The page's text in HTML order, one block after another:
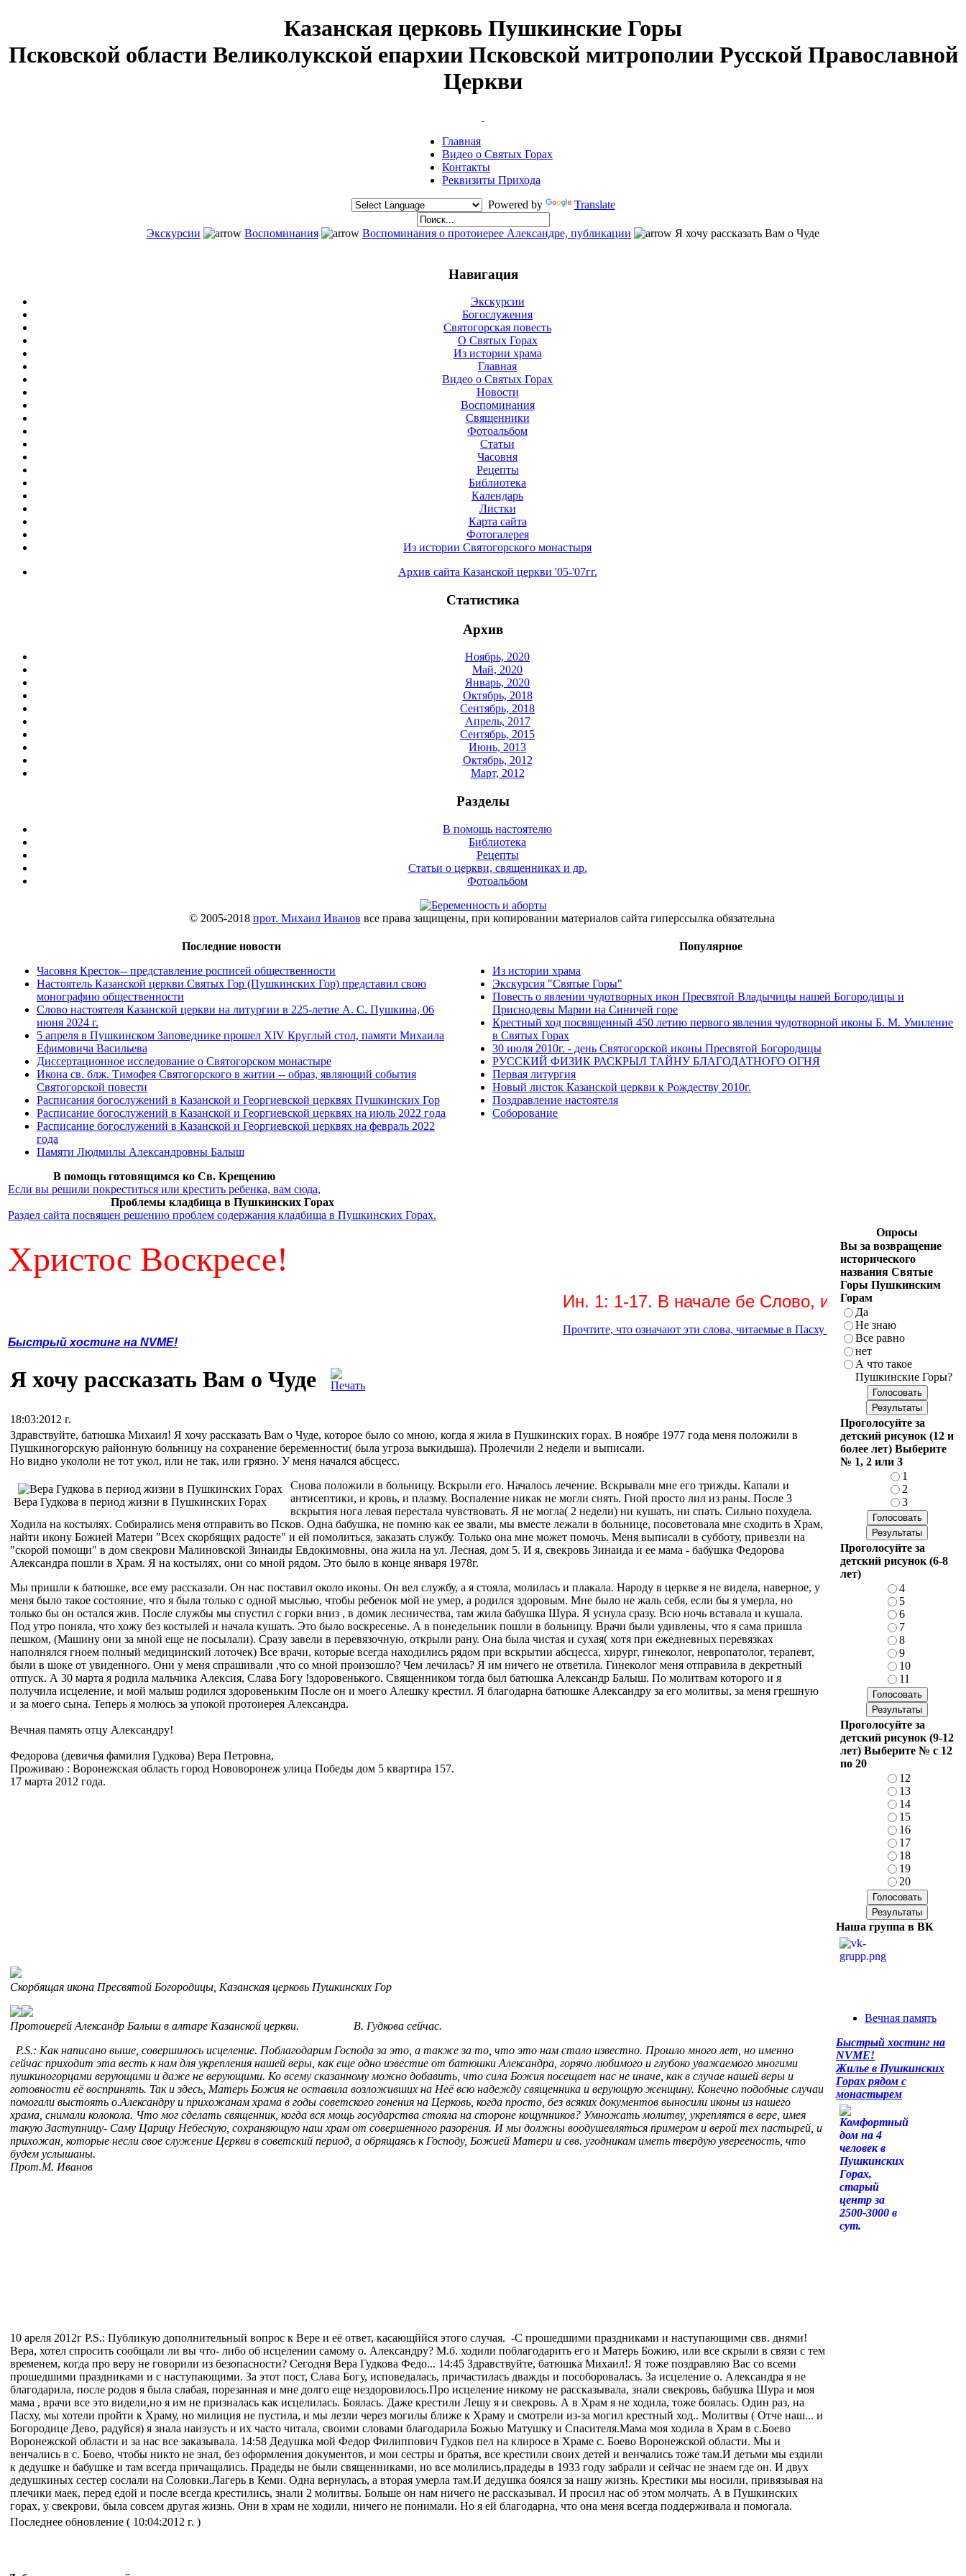
Казанская церковь Пушкинские Горы
Псковской области Великолукской епархии Псковской митрополии Русской Православной
Церкви
Главная
Видео о Святых Горах
Контакты
Реквизиты Прихода
Powered by
Translate
Экскурсии Воспоминания Воспоминания о протоиерее Александре, публикации Я хочу рассказать Вам о Чуде
Навигация
Экскурсии
Богослужения
Святогорская повесть
О Святых Горах
Из истории храма
Главная
Видео о Святых Горах
Новости
Воспоминания
Священники
Фотоальбом
Статьи
Часовня
Рецепты
Библиотека
Календарь
Листки
Карта сайта
Фотогалерея
Из истории Святогорского монастыря
Архив сайта Казанской церкви '05-'07гг.
Статистика
Архив
Ноябрь, 2020
Май, 2020
Январь, 2020
Октябрь, 2018
Сентябрь, 2018
Апрель, 2017
Сентябрь, 2015
Июнь, 2013
Октябрь, 2012
Март, 2012
Разделы
В помощь настоятелю
Библиотека
Рецепты
Статьи о церкви, священниках и др.
Фотоальбом
© 2005-2018 прот. Михаил Иванов все права защищены, при копировании материалов сайта гиперссылка обязательна
Последние новости
Часовня Кресток-- представление росписей общественности
Настоятель Казанской церкви Святых Гор (Пушкинских Гор) представил свою
монографию общественности
Слово настоятеля Казанской церкви на литургии в 225-летие А. С. Пушкина, 06
июня 2024 г.
5 апреля в Пушкинском Заповеднике прошел XIV Круглый стол, памяти Михаила
Ефимовича Васильева
Диссертационное исследование о Святогорском монастыре
Икона св. блж. Тимофея Святогорского в житии -- образ, являющий события
Святогорской повести
Расписания богослужений в Казанской и Георгиевской церквях Пушкинских Гор
Расписание богослужений в Казанской и Георгиевской церквях на июль 2022 года
Расписание богослужений в Казанской и Георгиевской церквях на февраль 2022
года
Памяти Людмилы Александровны Балыш
В помощь готовящимся ко Св. Крещению
Если вы решили покреститься или крестить ребенка, вам сюда,
Проблемы кладбища в Пушкинских Горах
Раздел сайта посвящен решению проблем содержания кладбища в Пушкинских Горах.
Популярное
Из истории храма
Экскурсия "Святые Горы"
Повесть о явлении чудотворных икон Пресвятой Владычицы нашей Богородицы и
Приснодевы Марии на Синичей горе
Крестный ход посвященный 450 летию первого явления чудотворной иконы Б. М. Умиление
в Святых Горах
30 июля 2010г. - день Святогорской иконы Пресвятой Богородицы
РУССКИЙ ФИЗИК РАСКРЫЛ ТАЙНУ БЛАГОДАТНОГО ОГНЯ
Первая литургия
Новый листок Казанской церкви к Рождеству 2010г.
Поздравление настоятеля
Соборование
Христос Воскресе!
Ин. 1: 1-17. В начале бе Слово, и Слово бе к Богу, и
Прочтите, что означают эти слова, читаемые в Пасху в храмах. Толкование блж.
Быстрый хостинг на NVME!
Я хочу рассказать Вам о Чуде
18:03:2012 г.
Здравствуйте, батюшка Михаил! Я хочу рассказать Вам о Чуде, которое было со мною, когда я жила в Пушкинских горах. В ноябре 1977 года меня положили в
Пушкиногорскую районную больницу на сохранение беременности( была угроза выкидыша). Пролечили 2 недели и выписали.
Но видно укололи не тот укол, или не так, или грязно. У меня начался абсцесс.
Вера Гудкова в период жизни в Пушкинских Горах
Снова положили в больницу. Вскрыли его. Началось лечение. Вскрывали мне его трижды. Капали и
антисептики, и кровь, и плазму. Воспаление никак не могли снять. Гной просто лил из раны. После 3
вскрытия нога левая перестала чувствовать. Я не могла( 2 недели) ни кушать, ни спать. Сильно похудела.
Ходила на костылях. Собирались меня отправить во Псков. Одна бабушка, не помню как ее звали, мы вместе лежали в больнице, посоветовала мне сходить в Храм,
найти икону Божией Матери "Всех скорбящих радосте" и ей помолиться, заказать службу. Только она мне может помочь. Меня выписали в субботу, привезли на
"скорой помощи" в дом свекрови Малиновской Зинаиды Евдокимовны, она жила на ул. Лесная, дом 5. И я, свекровь Зинаида и ее мама - бабушка Федорова
Александра пошли в Храм. Я на костылях, они со мной рядом. Это было в конце января 1978г.
Мы пришли к батюшке, все ему рассказали. Он нас поставил около иконы. Он вел службу, а я стояла, молилась и плакала. Народу в церкве я не видела, наверное, у
меня было такое состояние, что я была только с одной мыслью, чтобы ребенок мой не умер, а родился здоровым. Мне было не жаль себя, если бы я умерла, но
только бы он остался жив. После службы мы спустил с горки вниз , в домик лесничества, там жила бабушка Шура. Я уснула сразу. Всю ночь вставала и кушала.
Под утро поняла, что хожу без костылей и начала кушать. Это было воскресенье. А в понедельник пошли в больницу. Врачи были удивлены, что я сама пришла
пешком, (Машину они за мной еще не посылали). Сразу завели в перевязочную, открыли рану. Она была чистая и сухая( хотя при ежедневных перевязках
наполнялся гноем полный медицинский лоточек) Все врачи, которые всегда находились рядом при вскрытии абсцесса, хирург, гинеколог, невропатолог, терапевт,
были в шоке от увиденного. Они у меня спрашивали ,что со мной произошло? Чем лечилась? Я им ничего не ответила. Гинеколог меня отправила в декретный
отпуск. А 30 марта я родила мальчика Алексия, Слава Богу !здоровенького. Священником тогда был батюшка Александр Балыш. По молитвам которого и я
получила исцеление, и мой малыш родился здоровеньким После он и моего Алешку крестил. Я благодарна батюшке Александру за его молитвы, за меня грешную
и за моего сына. Теперь я молюсь за упокой протоиерея Александра.
Вечная память отцу Александру!
Федорова (девичья фамилия Гудкова) Вера Петровна,
Проживаю : Воронежская область город Нововоронеж улица Победы дом 5 квартира 157.
17 марта 2012 года.
Скорбящая икона Пресвятой Богородицы, Казанская церковь Пушкинских Гор
Протоиерей Александр Балыш в алтаре Казанской церкви. В. Гудкова сейчас.
P.S.: Как написано выше, совершилось исцеление. Поблагодарим Господа за это, а также за то, что это нам стало известно. Прошло много лет, но именно
сейчас приходит эта весть к нам для укрепления нашей веры, как еще одно известие от батюшки Александра, горячо любимого и глубоко уважаемого многими
пушкиногорцами верующими и даже не верующими. Ко всему сказанному можно добавить, что сила Божия посещает нас не иначе, как в случае нашей веры и
готовности её воспринять. Так и здесь, Матерь Божия не оставила возложивших на Неё всю надежду священника и верующую женщину. Конечно подобные случаи
помогали выстоять о.Александру и прихожанам храма в годы советского гонения на Церковь, когда просто, без всяких документов выносили иконы из нашего
храма, снимали колокола. Что мог сделать священник, когда вся мощь государства стояла на стороне кощунников? Умножать молитву, укреплятся в вере, имея
такую Заступницу- Саму Царицу Небесную, сохраняющую наш храм от совершенного разорения. И мы должны воодушевляться примером и верой тех пастырей, и
прихожан, которые несли свое служение Церкви в советский период, а обрящаясь к Господу, Божией Матери и свв. угодникам иметь твердую уверееность, что
будем услышаны.
Прот.М. Иванов
10 ареля 2012г P.S.: Публикую дополнительный вопрос к Вере и её ответ, касающййся этого случая. -С прошедшими праздниками и наступающими свв. днями!
Вера, хотел спросить сообщали ли вы что- либо об исцелении самому о. Александру? М.б. ходили поблагодарить его и Матерь Божию, или все скрыли в связи с тем
временем, когда про веру не говорили из безопасности? Сегодня Вера Гудкова Федо... 14:45 Здравствуйте, батюшка Михаил!. Я тоже поздравляю Вас со всеми
прошедшими праздниками и с наступающими. За этот пост, Слава Богу, исповедалась, причастилась дважды и пособоровалась. За исцеление о. Александра я не
благодарила, после родов я была слабая, порезанная и мне долго еще нездоровилось.Про исцеление никому не рассказывала, знали свекровь, бабушка Шура и моя
мама , врачи все это видели,но я им не призналась как исцелилась. Боялась. Даже крестили Лешу я и свекровь. А в Храм я не ходила, тоже боялась. Один раз, на
Пасху, мы хотели пройти к Храму, но милиция не пустила, и мы лезли через могилы ближе к Храму и смотрели из-за могил крестный ход.. Молитвы ( Отче наш... и
Богородице Дево, радуйся) я знала наизусть и их часто читала, своими словами благодарила Божью Матушку и Спасителя.Мама моя ходила в Храм в с.Боево
Воронежской области и за нас все заказывала. 14:58 Дедушка мой Федор Филиппович Гудков пел на клиросе в Храме с. Боево Воронежской области. Мы и
венчались в с. Боево, чтобы никто не знал, без оформления документов, и мои сестры и братья, все крестили своих детей и венчались тоже там.И детьми мы ездили
к дедушке и бабушке и там всегда причащались. Прадеды не были священниками, но все молились,прадеды в 1933 году забрали и сейчас не знаем где он. И двух
дедушкиных сестер сослали на Соловки.Лагерь в Кеми. Одна вернулась, а вторая умерла там.И дедушка боялся за нашу жизнь. Крестики мы носили, привязывая на
плечики маек, перед едой и после всегда крестились, знали 2 молитвы. Больше он нам ничего не рассказывал. И просил нас об этом молчать. А в Пушкинских
горах, у свекрови, была совсем другая жизнь. Они в храм не ходили, ничего не понимали. Но я ей благодарна, что она меня всегда поддерживала и помогала.
Последнее обновление ( 10:04:2012 г. )
Опросы
Вы за возвращение
исторического
названия Святые
Горы Пушкинским
Горам
Да
Не знаю
Все равно
нет
А что такое
Пушкинские Горы?
Проголосуйте за
детский рисунок (12 и
более лет) Выберите
№ 1, 2 или 3
1
2
3
Проголосуйте за
детский рисунок (6-8
лет)
4
5
6
7
8
9
10
11
Проголосуйте за
детский рисунок (9-12
лет) Выберите № с 12
по 20
12
13
14
15
16
17
18
19
20
Наша группа в ВК
Вечная память
Быстрый хостинг на
NVME!
Жилье в Пушкинских
Горах рядом с
монастырем